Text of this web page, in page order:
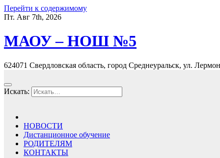
Перейти к содержимому
Пт. Авг 7th, 2026
МАОУ – НОШ №5
624071 Свердловская область, город Среднеуральск, ул.
Искать:
НОВОСТИ
Дистанционное обучение
РОДИТЕЛЯМ
КОНТАКТЫ